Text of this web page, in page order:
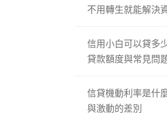
不用轉生就能解決
信用小白可以貸多
貸款額度與常見問
信貸機動利率是什
與激動的差別